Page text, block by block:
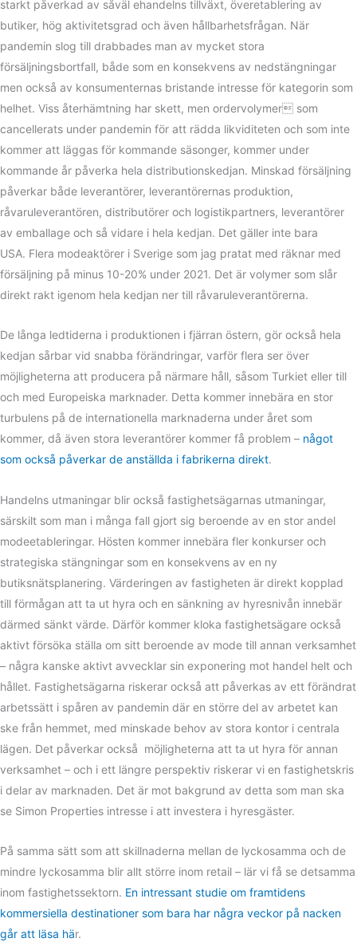
starkt påverkad av såväl ehandelns tillväxt, överetablering av
butiker, hög aktivitetsgrad och även hållbarhetsfrågan. När
pandemin slog till drabbades man av mycket stora
försäljningsbortfall, både som en konsekvens av nedstängningar
men också av konsumenternas bristande intresse för kategorin som
helhet. Viss återhämtning har skett, men ordervolymer som
cancellerats under pandemin för att rädda likviditeten och som inte
kommer att läggas för kommande säsonger, kommer under
kommande år påverka hela distributionskedjan. Minskad försäljning
påverkar både leverantörer, leverantörernas produktion,
råvaruleverantören, distributörer och logistikpartners, leverantörer
av emballage och så vidare i hela kedjan. Det gäller inte bara
USA. Flera modeaktörer i Sverige som jag pratat med räknar med
försäljning på minus 10-20% under 2021. Det är volymer som slår
direkt rakt igenom hela kedjan ner till råvaruleverantörerna.
De långa ledtiderna i produktionen i fjärran östern, gör också hela
kedjan sårbar vid snabba förändringar, varför flera ser över
möjligheterna att producera på närmare håll, såsom Turkiet eller till
och med Europeiska marknader. Detta kommer innebära en stor
turbulens på de internationella marknaderna under året som
kommer, då även stora leverantörer kommer få problem – något
som också påverkar de anställda i fabrikerna direkt.
Handelns utmaningar blir också fastighetsägarnas utmaningar,
särskilt som man i många fall gjort sig beroende av en stor andel
modeetableringar. Hösten kommer innebära fler konkurser och
strategiska stängningar som en konsekvens av en ny
butiksnätsplanering. Värderingen av fastigheten är direkt kopplad
till förmågan att ta ut hyra och en sänkning av hyresnivån innebär
därmed sänkt värde. Därför kommer kloka fastighetsägare också
aktivt försöka ställa om sitt beroende av mode till annan verksamhet
– några kanske aktivt avvecklar sin exponering mot handel helt och
hållet. Fastighetsägarna riskerar också att påverkas av ett förändrat
arbetssätt i spåren av pandemin där en större del av arbetet kan
ske från hemmet, med minskade behov av stora kontor i centrala
lägen. Det påverkar också möjligheterna att ta ut hyra för annan
verksamhet – och i ett längre perspektiv riskerar vi en fastighetskris
i delar av marknaden. Det är mot bakgrund av detta som man ska
se Simon Properties intresse i att investera i hyresgäster.
På samma sätt som att skillnaderna mellan de lyckosamma och de
mindre lyckosamma blir allt större inom retail – lär vi få se detsamma
inom fastighetssektorn. En intressant studie om framtidens
kommersiella destinationer som bara har några veckor på nacken
går att läsa här.